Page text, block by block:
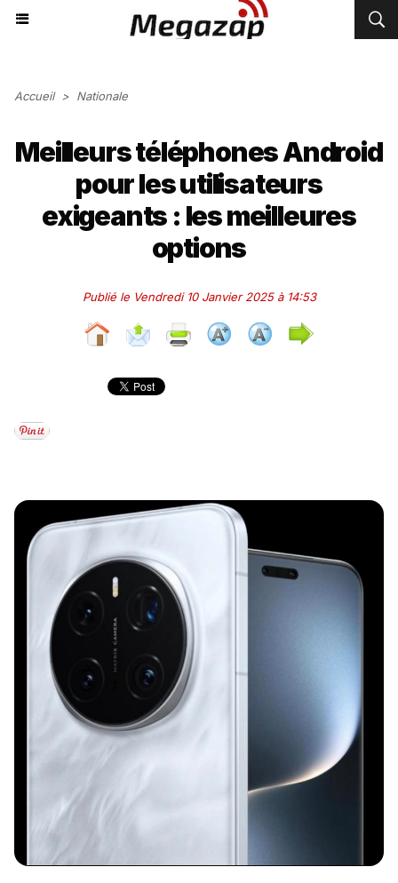
Accueil > Nationale
Meilleurs téléphones Android
pour les utilisateurs
exigeants : les meilleures
options
Publié le Vendredi 10 Janvier 2025 à 14:53